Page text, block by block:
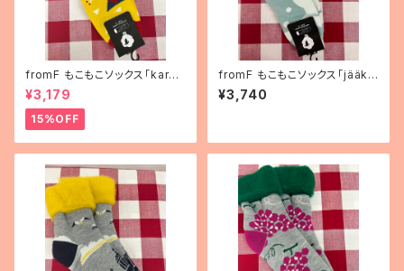
fromF もこもこソックス「karus
elli（メリーゴーランド）」
¥3,179
15%OFF
fromF もこもこソックス「jääka
rhu（しろくま）」
¥3,740